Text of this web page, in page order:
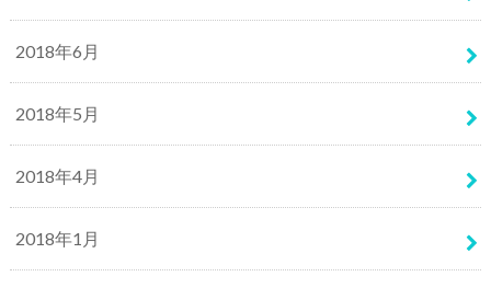
2018年6月
2018年5月
2018年4月
2018年1月